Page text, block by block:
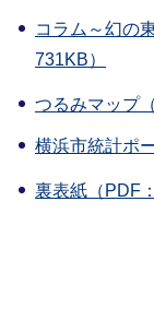
コラム～幻の
731KB）
つるみマップ
横浜市統計ポ
裏表紙（PDF